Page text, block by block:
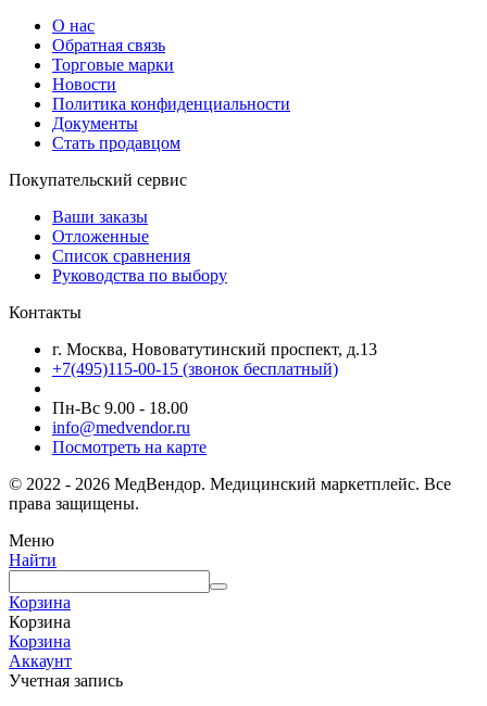
О нас
Обратная связь
Торговые марки
Новости
Политика конфиденциальности
Документы
Стать продавцом
Покупательский сервис
Ваши заказы
Отложенные
Список сравнения
Руководства по выбору
Контакты
г. Москва, Нововатутинский проспект, д.13
+7(495)115-00-15 (звонок бесплатный)
Пн-Вс 9.00 - 18.00
info@medvendor.ru
Посмотреть на карте
© 2022 - 2026 МедВендор. Медицинский маркетплейс. Все
права защищены.
Меню
Найти
Корзина
Корзина
Корзина
Аккаунт
Учетная запись